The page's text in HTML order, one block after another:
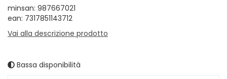
minsan: 987667021
ean: 7317851143712
Vai alla descrizione prodotto
Bassa disponibilità